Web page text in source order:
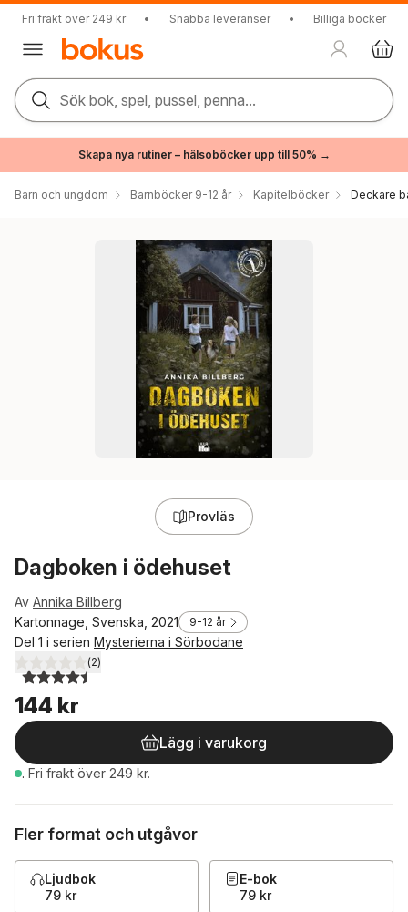
Fri frakt över 249 kr • Snabba leveranser • Billiga böcker
Sök bok, spel, pussel, penna...
Skapa nya rutiner – hälsoböcker upp till 50% →
Barn och ungdom Barnböcker 9-12 år Kapitelböcker Deckare
Provläs
Dagboken i ödehuset
Av Annika Billberg
Kartonnage, Svenska, 2021
9-12 år
Del 1 i serien Mysterierna i Sörbodane
4,5utav 5 stjärnor. Totalt antal röster:
(2)
144 kr
Lägg i varukorg
. Fri frakt över 249 kr.
Fler format och utgåvor
Ljudbok
79 kr
E-bok
79 kr